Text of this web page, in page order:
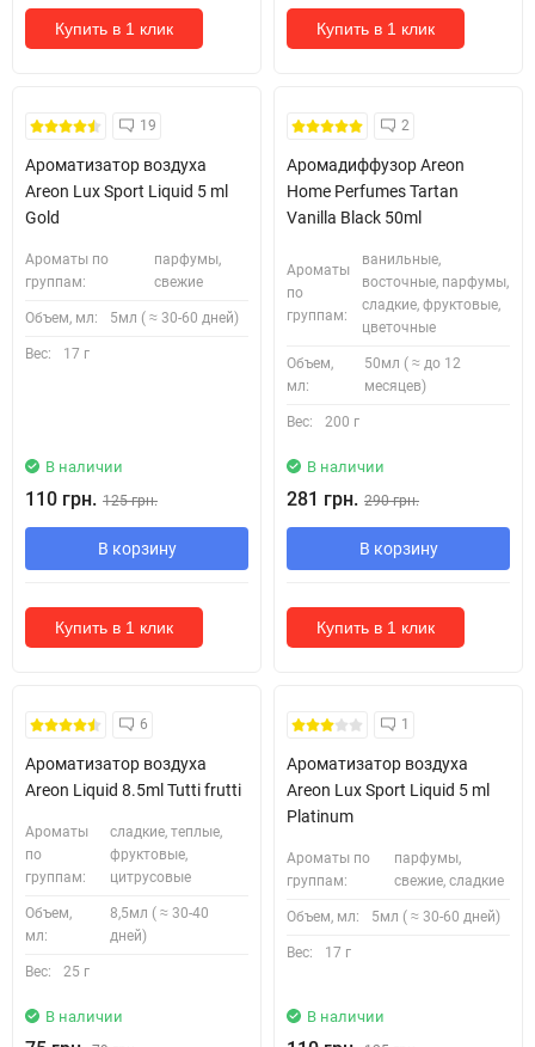
Купить в 1 клик Купить в 1 клик
19
Ароматизатор воздуха
Areon Lux Sport Liquid 5 ml
Gold
Ароматы по
группам:
парфумы,
свежие
Объем, мл: 5мл ( ≈ 30-60 дней)
Вес: 17 г
В наличии
110 грн. 125 грн.
В корзину
Купить в 1 клик
2
Аромадиффузор Areon
Home Perfumes Tartan
Vanilla Black 50ml
Ароматы
по
группам:
ванильные,
восточные, парфумы,
сладкие, фруктовые,
цветочные
Объем,
мл:
50мл ( ≈ до 12
месяцев)
Вес: 200 г
В наличии
281 грн. 290 грн.
В корзину
Купить в 1 клик
6
Ароматизатор воздуха
Areon Liquid 8.5ml Tutti frutti
Ароматы
по
группам:
сладкие, теплые,
фруктовые,
цитрусовые
Объем,
мл:
8,5мл ( ≈ 30-40
дней)
Вес: 25 г
В наличии
1
Ароматизатор воздуха
Areon Lux Sport Liquid 5 ml
Platinum
Ароматы по
группам:
парфумы,
свежие, сладкие
Объем, мл: 5мл ( ≈ 30-60 дней)
Вес: 17 г
В наличии